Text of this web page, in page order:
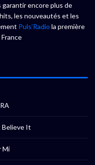
encore plus de
les nouveautés et les
Puls’Radio la première
Believe It
Mi